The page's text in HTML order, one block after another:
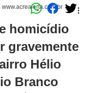
homicídio
gravemente
Hélio
Branco